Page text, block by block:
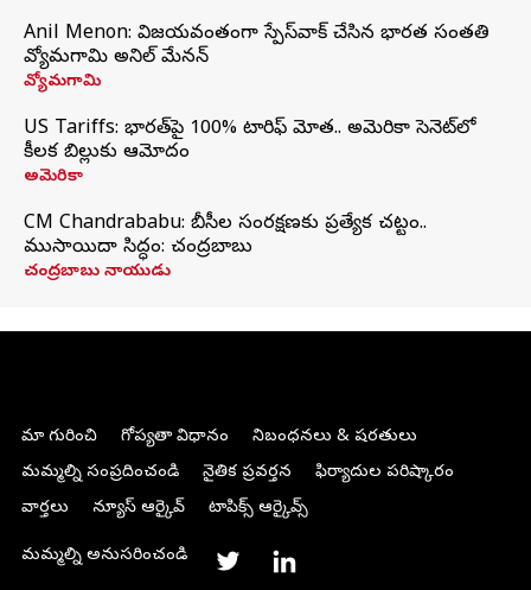
Anil Menon: విజయవంతంగా స్పేస్‌వాక్‌ చేసిన భారత సంతతి
వ్యోమగామి అనిల్‌ మేనన్
వ్యోమగామి
US Tariffs: భారత్‌పై 100% టారిఫ్‌ మోత.. అమెరికా సెనెట్‌లో
కీలక బిల్లుకు ఆమోదం
అమెరికా
CM Chandrababu: బీసీల సంరక్షణకు ప్రత్యేక చట్టం..
ముసాయిదా సిద్ధం: చంద్రబాబు
చంద్రబాబు నాయుడు
మా గురించి గోప్యతా విధానం
నిబంధనలు & షరతులు
మమ్మల్ని సంప్రదించండి
నైతిక ప్రవర్తన
ఫిర్యాదుల పరిష్కారం
వార్తలు
న్యూస్ ఆర్కైవ్ టాపిక్స్ ఆర్కైవ్స్
మమ్మల్ని అనుసరించండి